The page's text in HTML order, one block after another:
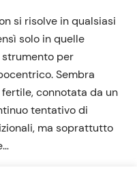
si risolve in qualsiasi
solo in quelle
per
Sembra
connotata da un
tentativo di
ma soprattutto